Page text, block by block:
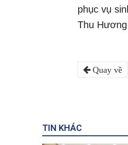
phục vụ
Thu Hương
Quay về
TIN KHÁC